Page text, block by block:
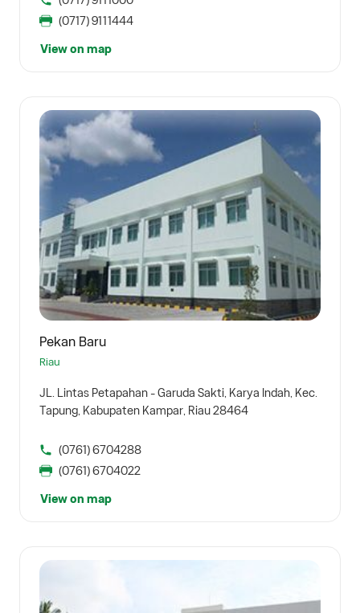
(0717) 9111444
View on map
Pekan Baru
Riau
JL. Lintas Petapahan - Garuda Sakti, Karya Indah, Kec.
Tapung, Kabupaten Kampar, Riau 28464
(0761) 6704288
(0761) 6704022
View on map